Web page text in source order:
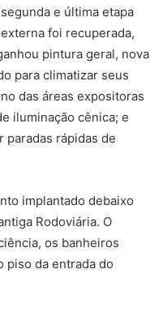
e última etapa
foi recuperada,
pintura geral, nova
para climatizar seus
das áreas expositoras
iluminação cênica; e
paradas rápidas de
implantado debaixo
Rodoviária. O
os banheiros
piso da entrada do